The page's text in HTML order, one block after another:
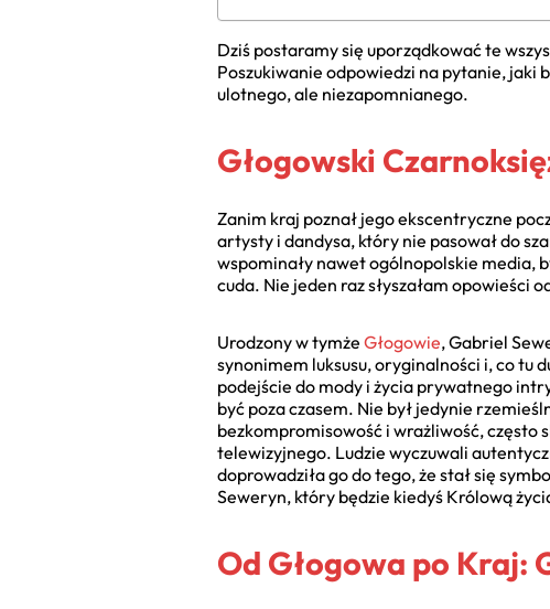
Dziś postaramy się uporządkować te
Poszukiwanie odpowiedzi na pytanie, jaki
ulotnego, ale niezapomnianego.
Głogowski
Zanim kraj poznał jego ekscentryczne
artysty i dandysa, który nie pasował do
wspominały nawet ogólnopolskie media,
cuda. Nie jeden raz słyszałam opowieści
Urodzony w tymże Głogowie, Gabriel
synonimem luksusu, oryginalności i, co tu
podejście do mody i życia prywatnego
być poza czasem. Nie był jedynie
bezkompromisowość i wrażliwość, często
telewizyjnego. Ludzie wyczuwali
doprowadziła go do tego, że stał się
Seweryn, który będzie kiedyś Królową
Od Głogowa po Kraj: